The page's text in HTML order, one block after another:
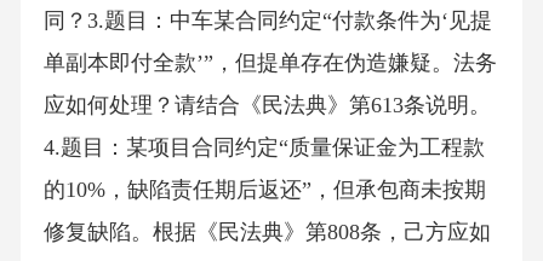
同？3.题目：中车某合同约定“付款条件为‘见提
单副本即付全款’”，但提单存在伪造嫌疑。法务
应如何处理？请结合《民法典》第613条说明。
4.题目：某项目合同约定“质量保证金为工程款
的10%，缺陷责任期后返还”，但承包商未按期
修复缺陷。根据《民法典》第808条，己方应如